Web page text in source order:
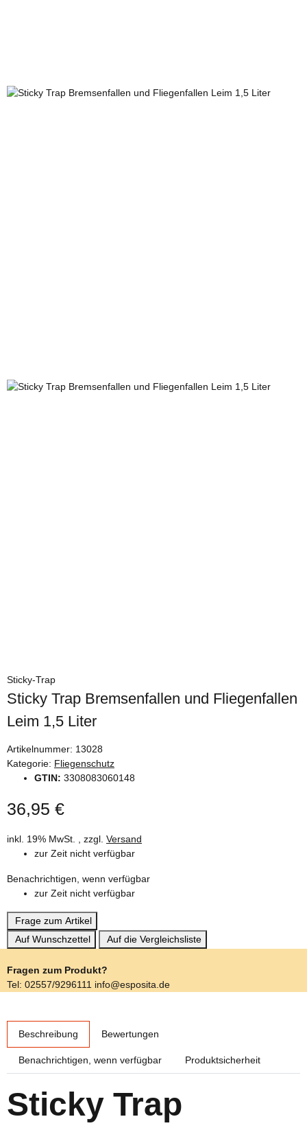
Sticky-Trap
Sticky Trap Bremsenfallen und Fliegenfallen
Leim 1,5 Liter
Artikelnummer: 13028
Kategorie: Fliegenschutz
GTIN: 3308083060148
36,95 €
inkl. 19% MwSt. , zzgl. Versand
zur Zeit nicht verfügbar
Benachrichtigen, wenn verfügbar
zur Zeit nicht verfügbar
Frage zum Artikel
Auf Wunschzettel
Auf die Vergleichsliste
Fragen zum Produkt?
Tel: 02557/9296111 info@esposita.de
Beschreibung Bewertungen
Benachrichtigen, wenn verfügbar Produktsicherheit
Sticky Trap